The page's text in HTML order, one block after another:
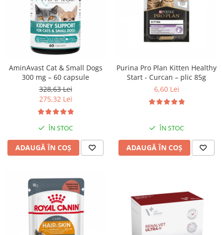
AminAvast Cat & Small Dogs
300 mg – 60 capsule
328,63 Lei
275,32 Lei
ÎN STOC
ADAUGĂ ÎN COȘ
Purina Pro Plan Kitten Healthy
Start - Curcan – plic 85g
6,60 Lei
ÎN STOC
ADAUGĂ ÎN COȘ